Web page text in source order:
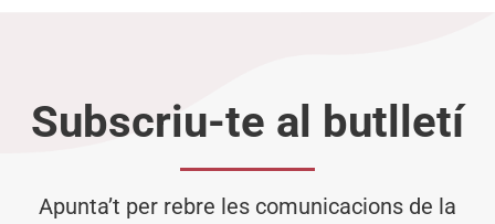
Subscriu-te al butlletí
Apunta’t per rebre les comunicacions de la